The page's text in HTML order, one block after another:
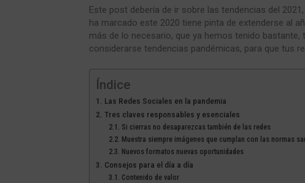
Este post debería de ir sobre las tendencias del
ha marcado este 2020 tiene pinta de extenderse al
más de lo necesario, que ya hemos tenido
considerarse tendencias pandémicas, para que tus
Índice
Las Redes Sociales en la pandemia
Tres claves responsables y esenciales
Si cierras no desaparezcas también de las redes
Muestra siempre imágenes que cumplan con las normas
Nuevos formatos nuevas oportunidades
Consejos para el día a día
Contenido de valor